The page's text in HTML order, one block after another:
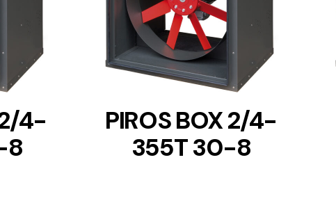
4-
8
DETAILS
PIROS BOX 2/4-
355T 30-8